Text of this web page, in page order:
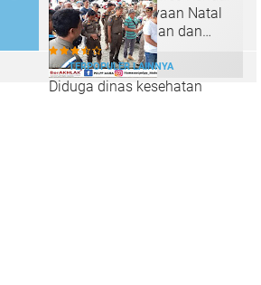
Siap Kawal Perayaan Natal
2024 dengan Aman dan
Kondusif
Diduga dinas kesehatan
TERPOPULER LAINNYA